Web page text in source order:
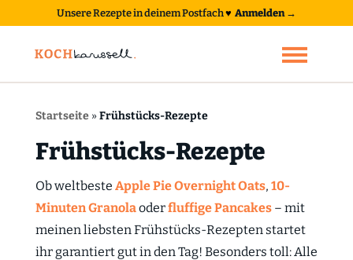
Unsere Rezepte in deinem Postfach♥ Anmelden →
Startseite»Frühstücks-Rezepte
Frühstücks-Rezepte
Ob weltbeste Apple Pie Overnight Oats, 10-
Minuten Granolaoderfluffige Pancakes– mit
meinen liebsten Frühstücks-Rezepten startet
ihr garantiert gut in den Tag! Besonders toll: Alle